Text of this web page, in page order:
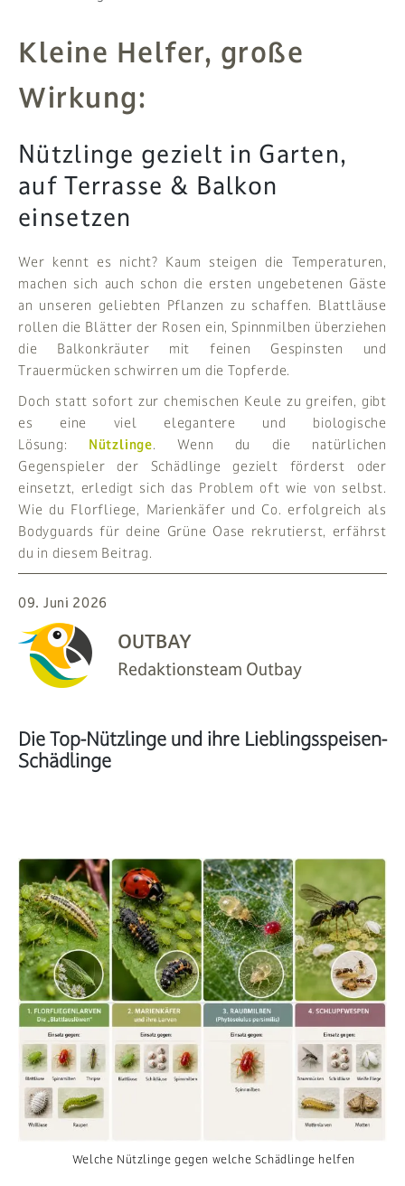
ANMELDEN
Kleine Helfer, große
Wirkung:
Nützlinge gezielt in Garten,
auf Terrasse & Balkon
einsetzen
Wer kennt es nicht? Kaum steigen die Temperaturen,
machen sich auch schon die ersten ungebetenen Gäste
an unseren geliebten Pflanzen zu schaffen. Blattläuse
rollen die Blätter der Rosen ein, Spinnmilben überziehen
die Balkonkräuter mit feinen Gespinsten und
Trauermücken schwirren um die Topferde.
Doch statt sofort zur chemischen Keule zu greifen, gibt
es eine viel elegantere und biologische
Lösung: Nützlinge. Wenn du die natürlichen
Gegenspieler der Schädlinge gezielt förderst oder
einsetzt, erledigt sich das Problem oft wie von selbst.
Wie du Florfliege, Marienkäfer und Co. erfolgreich als
Bodyguards für deine Grüne Oase rekrutierst, erfährst
du in diesem Beitrag.
09. Juni 2026
OUTBAY
Redaktionsteam Outbay
Die Top-Nützlinge und ihre Lieblingsspeisen-
Schädlinge
Welche Nützlinge gegen welche Schädlinge helfen